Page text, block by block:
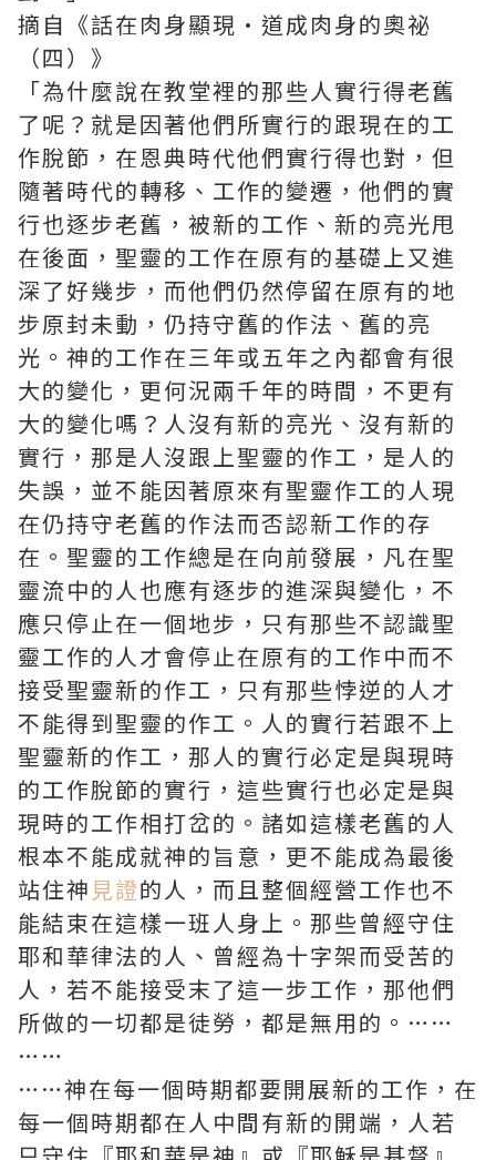
摘自《話在肉身顯現·道成肉身的奧祕
（四）》
「為什麼說在教堂裡的那些人實行得老舊
了呢？就是因著他們所實行的跟現在的工
作脫節，在恩典時代他們實行得也對，但
隨著時代的轉移、工作的變遷，他們的實
行也逐步老舊，被新的工作、新的亮光甩
在後面，聖靈的工作在原有的基礎上又進
深了好幾步，而他們仍然停留在原有的地
步原封未動，仍持守舊的作法、舊的亮
光。神的工作在三年或五年之內都會有很
大的變化，更何況兩千年的時間，不更有
大的變化嗎？人沒有新的亮光、沒有新的
實行，那是人沒跟上聖靈的作工，是人的
失誤，並不能因著原來有聖靈作工的人現
在仍持守老舊的作法而否認新工作的存
在。聖靈的工作總是在向前發展，凡在聖
靈流中的人也應有逐步的進深與變化，不
應只停止在一個地步，只有那些不認識聖
靈工作的人才會停止在原有的工作中而不
接受聖靈新的作工，只有那些悖逆的人才
不能得到聖靈的作工。人的實行若跟不上
聖靈新的作工，那人的實行必定是與現時
的工作脫節的實行，這些實行也必定是與
現時的工作相打岔的。諸如這樣老舊的人
根本不能成就神的旨意，更不能成為最後
站住神 見證的人，而且整個經營工作也不
能結束在這樣一班人身上。那些曾經守住
耶和華律法的人、曾經為十字架而受苦的
人，若不能接受末了這一步工作，那他們
所做的一切都是徒勞，都是無用的。……
……
……神在每一個時期都要開展新的工作，在
每一個時期都在人中間有新的開端，人若